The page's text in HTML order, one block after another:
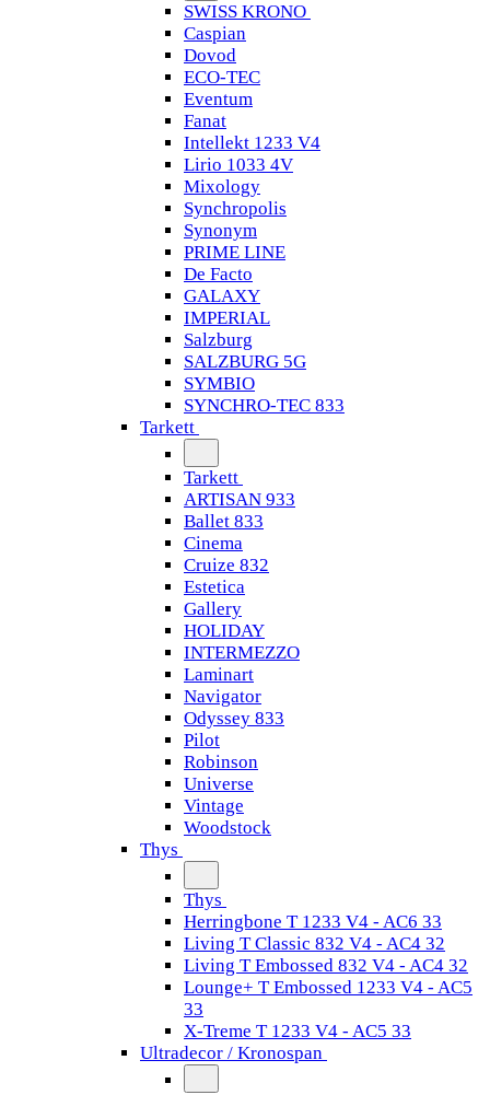
SWISS KRONO
Caspian
Dovod
ECO-TEC
Eventum
Fanat
Intellekt 1233 V4
Lirio 1033 4V
Mixology
Synchropolis
Synonym
PRIME LINE
De Facto
GALAXY
IMPERIAL
Salzburg
SALZBURG 5G
SYMBIO
SYNCHRO-TEC 833
Tarkett
Tarkett
ARTISAN 933
Ballet 833
Cinema
Cruize 832
Estetica
Gallery
HOLIDAY
INTERMEZZO
Laminart
Navigator
Odyssey 833
Pilot
Robinson
Universe
Vintage
Woodstock
Thys
Thys
Herringbone T 1233 V4 - AC6 33
Living T Classic 832 V4 - AC4 32
Living T Embossed 832 V4 - AC4 32
Lounge+ T Embossed 1233 V4 - AC5
33
X-Treme T 1233 V4 - AC5 33
Ultradecor / Kronospan